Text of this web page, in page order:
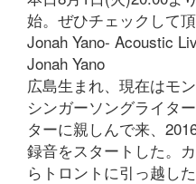
始。ぜひチェックして頂
Jonah Yano- Acoustic
Jonah Yano
広島生まれ、現在はモ
シンガーソングライタ
ターに親しんで来、
録音をスタートした。
らトロントに引っ越し